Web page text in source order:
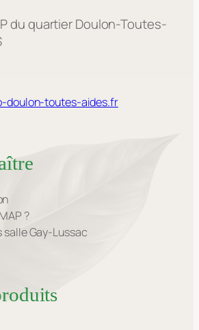
du quartier Doulon-Toutes-
doulon-toutes-aides.fr
?
Gay-Lussac